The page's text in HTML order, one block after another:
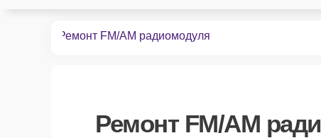
Ремонт FM/AM радиомодуля
Ремонт FM/AM